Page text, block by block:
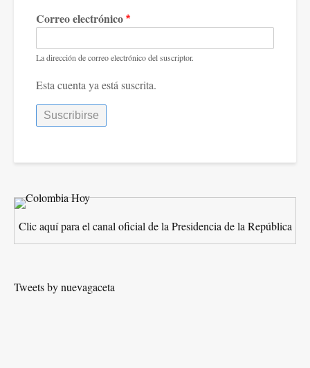
Correo electrónico
La dirección de correo electrónico del suscriptor.
Esta cuenta ya está suscrita.
Clic aquí para el canal oficial de la Presidencia de la República
Tweets by nuevagaceta